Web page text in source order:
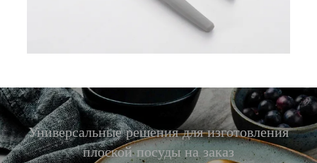
Универсальные решения для изготовления
плоской посуды на заказ